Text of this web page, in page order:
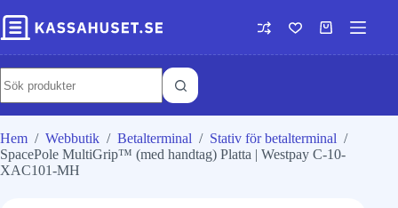
Hem / Webbutik / Betalterminal / Stativ för betalterminal /
SpacePole MultiGrip™ (med handtag) Platta | Westpay C-10-
XAC101-MH